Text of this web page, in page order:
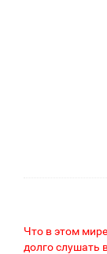
Что в этом
долго слушать